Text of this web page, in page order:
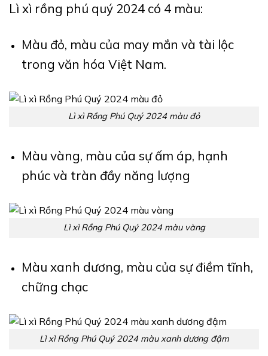
Lì xì rồng phú quý 2024 có 4 màu:
Màu đỏ, màu của may mắn và tài lộc
trong văn hóa Việt Nam.
Lì xì Rồng Phú Quý 2024 màu đỏ
Màu vàng, màu của sự ấm áp, hạnh
phúc và tràn đầy năng lượng
Lì xì Rồng Phú Quý 2024 màu vàng
Màu xanh dương, màu của sự điềm tĩnh,
chững chạc
Lì xì Rồng Phú Quý 2024 màu xanh dương đậm